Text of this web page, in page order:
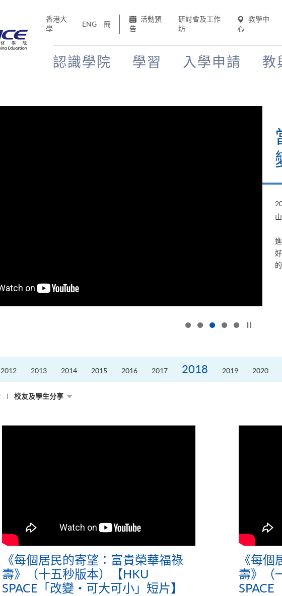
香港大
學
ENG 簡
活動預
告
研討會及工作
坊
教學中
心
認識學院 學習 入學申請 教
2012 2013 2014 2015 2016 2017 2018 2019 2020
校友及學生分享
《每個居民的寄望：富貴榮華福祿
壽》（十五秒版本）【HKU
SPACE「改變‧可大可小」短片】
《每
壽》（
SPACE